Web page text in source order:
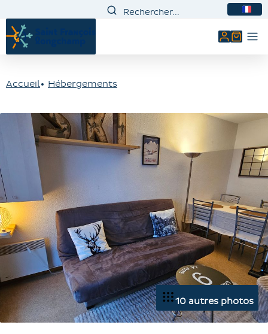
Mon
Accueil Hébergements
10 autres photos